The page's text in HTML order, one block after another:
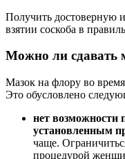
Получить достоверную
взятии соскоба в
Можно ли сдавать
Мазок на флору во
Это обусловлено
нет возможности
установленным
чаще.
процедурой